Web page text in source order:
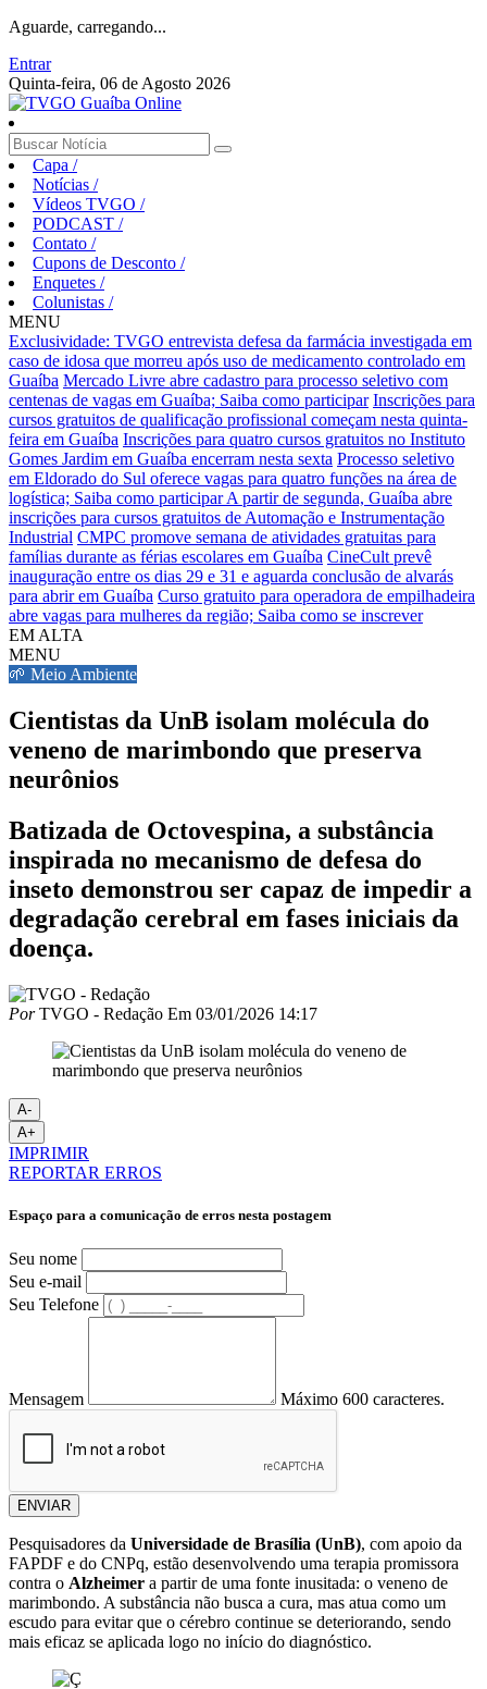
Aguarde, carregando...
Entrar
Quinta-feira, 06 de Agosto 2026
Capa /
Notícias /
Vídeos TVGO /
PODCAST /
Contato /
Cupons de Desconto /
Enquetes /
Colunistas /
MENU
Exclusividade: TVGO entrevista defesa da farmácia investigada em
caso de idosa que morreu após uso de medicamento controlado em
Guaíba Mercado Livre abre cadastro para processo seletivo com
centenas de vagas em Guaíba; Saiba como participar Inscrições para
cursos gratuitos de qualificação profissional começam nesta quinta-
feira em Guaíba Inscrições para quatro cursos gratuitos no Instituto
Gomes Jardim em Guaíba encerram nesta sexta Processo seletivo
em Eldorado do Sul oferece vagas para quatro funções na área de
logística; Saiba como participarA partir de segunda, Guaíba abre
inscrições para cursos gratuitos de Automação e Instrumentação
Industrial CMPC promove semana de atividades gratuitas para
famílias durante as férias escolares em Guaíba CineCult prevê
inauguração entre os dias 29 e 31 e aguarda conclusão de alvarás
para abrir em Guaíba Curso gratuito para operadora de empilhadeira
abre vagas para mulheres da região; Saiba como se inscrever
EM ALTA
MENU
🌱 Meio Ambiente
Cientistas da UnB isolam molécula do
veneno de marimbondo que preserva
neurônios
Batizada de Octovespina, a substância
inspirada no mecanismo de defesa do
inseto demonstrou ser capaz de impedir a
degradação cerebral em fases iniciais da
doença.
PorTVGO - Redação Em 03/01/2026 14:17
A-
A+
IMPRIMIR
REPORTAR ERROS
Espaço para a comunicação de erros nesta postagem
Seu nome
Seu e-mail
Seu Telefone
Mensagem Máximo 600 caracteres.
ENVIAR
Pesquisadores da Universidade de Brasília (UnB), com apoio da
FAPDF e do CNPq, estão desenvolvendo uma terapia promissora
contra o Alzheimer a partir de uma fonte inusitada: o veneno de
marimbondo. A substância não busca a cura, mas atua como um
escudo para evitar que o cérebro continue se deteriorando, sendo
mais eficaz se aplicada logo no início do diagnóstico.